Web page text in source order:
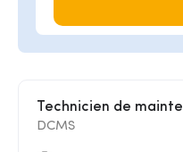
Technicien de
DCMS